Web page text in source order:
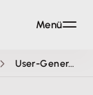
User-Generated Content: So kommst du an Kundenstimmen
Menü